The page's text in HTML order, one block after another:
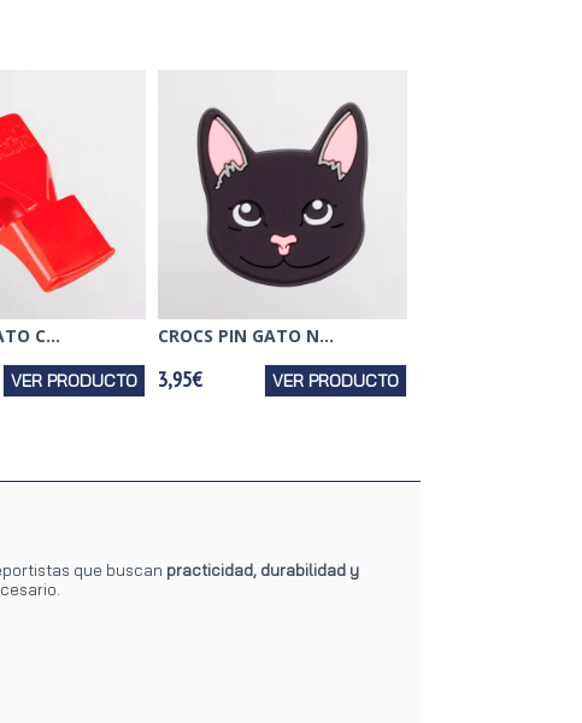
C...
VER PRODUCTO
CROCS PIN GATO N...
3,95€ VER PRODUCTO
que buscan practicidad, durabilidad y